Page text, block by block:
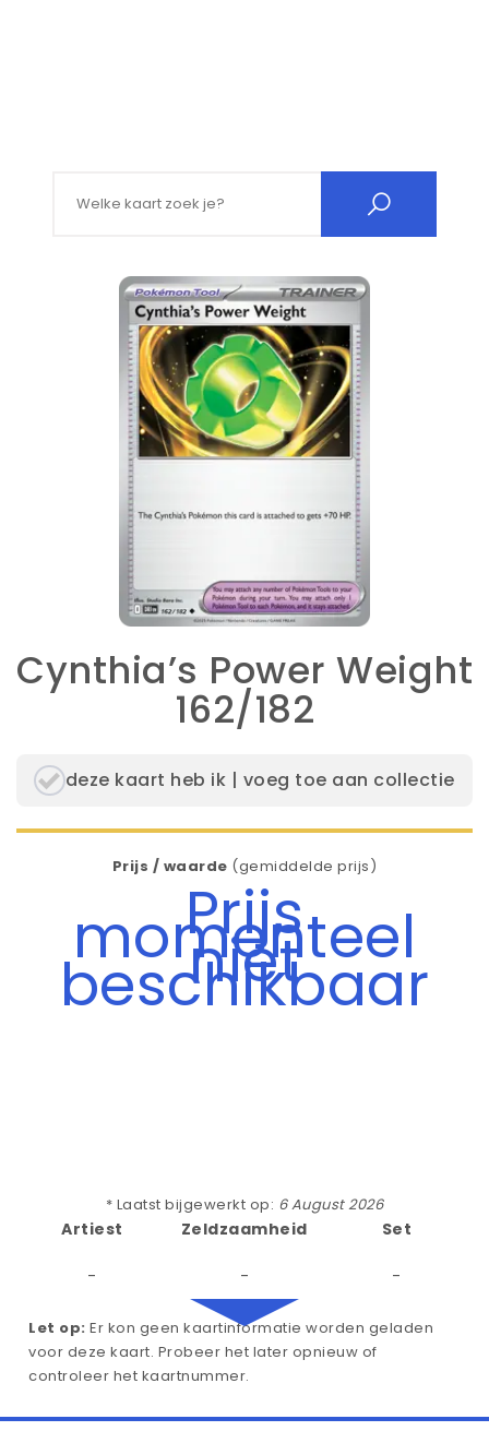
Cynthia’s Power Weight
162/182
deze kaart heb ik | voeg toe aan collectie
Prijs / waarde (gemiddelde prijs)
Prijs
momenteel
niet
beschikbaar
* Laatst bijgewerkt op: 6 August 2026
Artiest
-
Zeldzaamheid
-
Set
-
Let op: Er kon geen kaartinformatie worden geladen
voor deze kaart. Probeer het later opnieuw of
controleer het kaartnummer.